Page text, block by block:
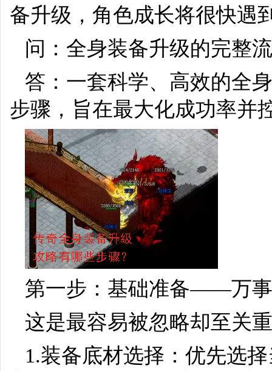
备升级，角色成长将很快遇
问：全身装备升级的完整
答：一套科学、高效的全
步骤，旨在最大化成功率并
第一步：基础准备——万
这是最容易被忽略却至关
1.装备底材选择：优先选